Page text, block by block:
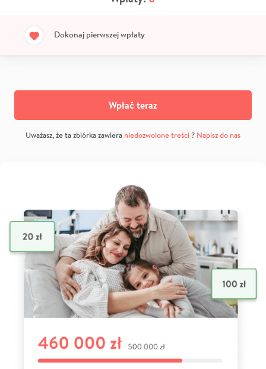
Dokonaj pierwszej wpłaty
Wpłać teraz
Uważasz, że ta zbiórka zawiera niedozwolone treści? Napisz do nas